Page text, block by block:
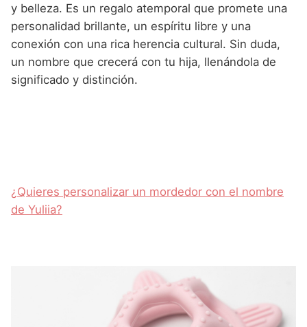
y belleza. Es un regalo atemporal que promete una
personalidad brillante, un espíritu libre y una
conexión con una rica herencia cultural. Sin duda,
un nombre que crecerá con tu hija, llenándola de
significado y distinción.
¿Quieres personalizar un mordedor con el nombre
de Yuliia?